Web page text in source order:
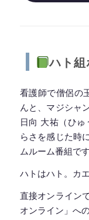
ハト組
看護師で僧侶の
んと、マジシャ
日向 大祐（ひ
らさを感じた時
ムルーム番組です
ハトはハト。カ
直接オンライン
オンライン」へ